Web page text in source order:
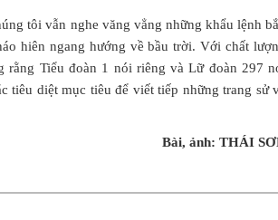
tôi vẫn nghe văng vẳng những khẩu lệnh
hiên ngang hướng về bầu trời. Với chất
rằng Tiểu đoàn 1 nói riêng và Lữ đoàn 297
tiêu diệt mục tiêu để viết tiếp những trang sử
Bài, ảnh: THÁI